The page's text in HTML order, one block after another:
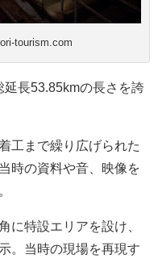
tourism.com
長53.85kmの長さを誇
工まで繰り広げられた
時の資料や音、映像を
に特設エリアを設け、
。当時の現場を再現す